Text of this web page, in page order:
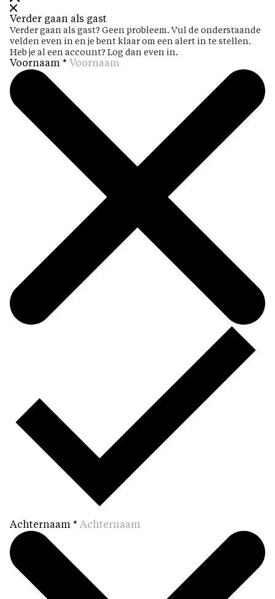
Verder gaan als gast
Verder gaan als gast? Geen probleem. Vul de onderstaande
velden even in en je bent klaar om een alert in te stellen.
Heb je al een account? Log dan even in.
Voornaam *
Achternaam *